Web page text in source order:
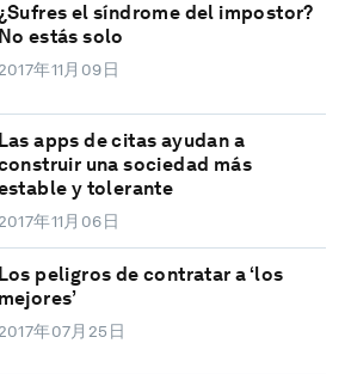
el síndrome del impostor?
No estás solo
年11月09日
Las apps de citas ayudan a
una sociedad más
y tolerante
2017年11月06日
Los peligros de contratar a ‘los
mejores’
2017年07月25日